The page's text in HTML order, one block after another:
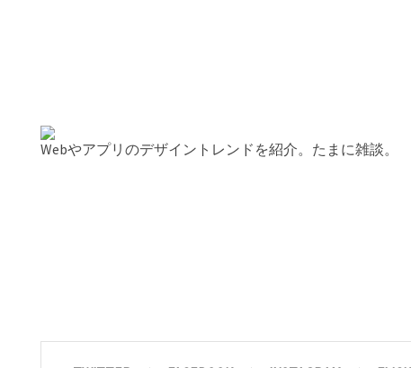
Webやアプリのデザイントレンドを紹介。たまに雑談。